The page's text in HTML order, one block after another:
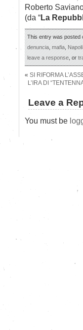
Roberto
(da “La
This entry was posted
denuncia,mafia,Napoli
leave a response, or
« SI RIFORMA
L’IRA DI
Leave a
You must be